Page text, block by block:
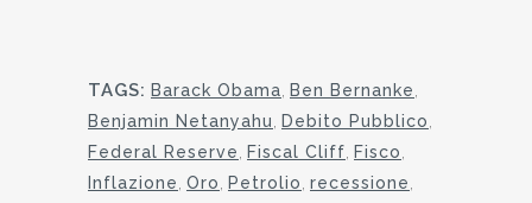
TAGS: Barack Obama, Ben Bernanke,
Benjamin Netanyahu, Debito Pubblico,
Federal Reserve, Fiscal Cliff, Fisco,
Inflazione, Oro, Petrolio, recessione,